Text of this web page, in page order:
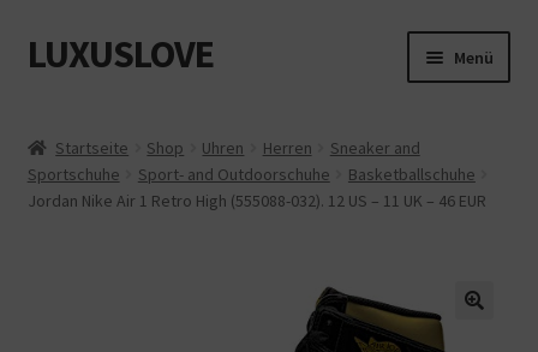
Zur
Navigation
Zum
Inhalt
LUXUSLOVE Menü
Cookie-Richtlinie (EU)
Startseite Shop Uhren Herren
Sneaker and
Sportschuhe
Sport- and Outdoorschuhe
Basketballschuhe
Jordan Nike Air 1 Retro High (555088-032). 12 US – 11 UK – 46 EUR